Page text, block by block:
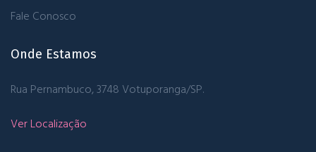
Fale Conosco
Onde Estamos
Rua Pernambuco, 3748 Votuporanga/SP.
Ver Localização